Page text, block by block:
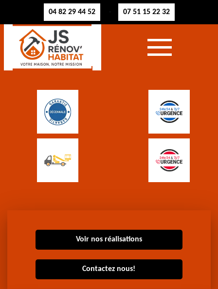
04 82 29 44 52 - 07 51 15 22 32
Voir nos réalisations
Contactez nous!